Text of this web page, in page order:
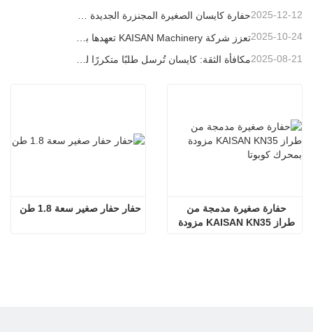
حفارة كايسان الصغيرة المجنزرة الجديدة بوزن 1.2 طن: تصميم بدون ذيل للعمليات في المساحات الضيقة 2025-12-12
2025-10-24
2025-08-21
حفار حفار صغير سعة 1.8 طن